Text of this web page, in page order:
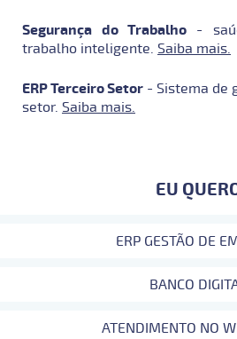
Segurança do Trabalho -
trabalho inteligente. Saiba mais.
ERP Terceiro Setor - Sistema de
setor. Saiba mais.
EU
ERP GESTÃO DE
BANCO
ATENDIMENTO NO